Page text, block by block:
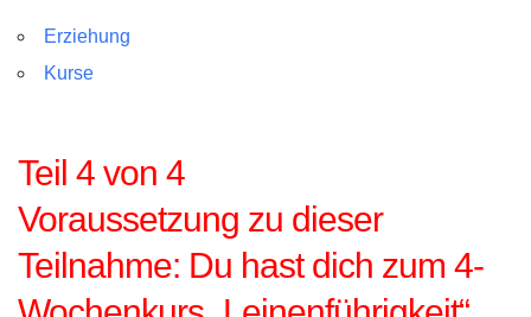
Erziehung
Kurse
Teil 4 von 4
Voraussetzung zu dieser
Teilnahme: Du hast dich zum 4-